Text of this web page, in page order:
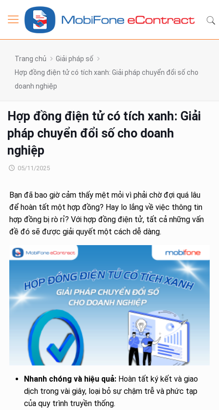
Trang chủ
Giải pháp số
Hợp đồng điện tử có tích xanh: Giải pháp chuyển đổi số cho
doanh nghiệp
Hợp đồng điện tử có tích xanh: Giải
pháp chuyển đổi số cho doanh
nghiệp
05/11/2025
Bạn đã bao giờ cảm thấy mệt mỏi vì phải chờ đợi quá lâu
để hoàn tất một hợp đồng? Hay lo lắng về việc thông tin
hợp đồng bị rò rỉ? Với hợp đồng điện tử, tất cả những vấn
đề đó sẽ được giải quyết một cách dễ dàng.
Nhanh chóng và hiệu quả: Hoàn tất ký kết và giao
dịch trong vài giây, loại bỏ sự chậm trễ và phức tạp
của quy trình truyền thống.